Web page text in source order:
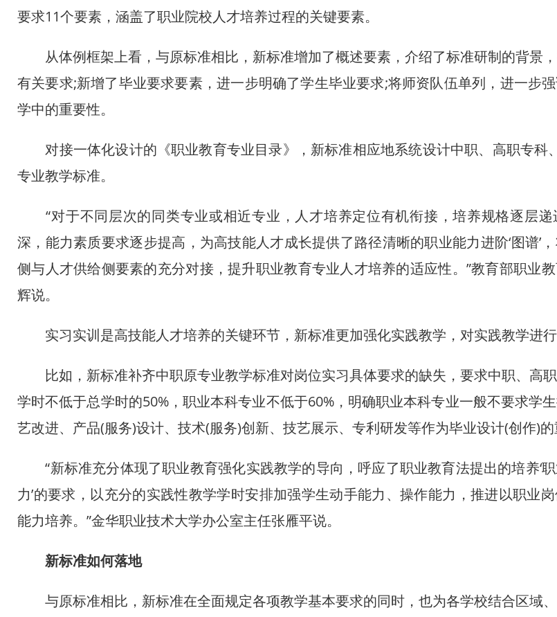
要求11个要素，涵盖了职业院校人才培养过程的关键要素。
从体例框架上看，与原标准相比，新标准增加了概述要素，介绍了标准研制的背景
有关要求;新增了毕业要求要素，进一步明确了学生毕业要求;将师资队伍单列，进一步
学中的重要性。
对接一体化设计的《职业教育专业目录》，新标准相应地系统设计中职、高职专科
专业教学标准。
“对于不同层次的同类专业或相近专业，人才培养定位有机衔接，培养规格逐层递
深，能力素质要求逐步提高，为高技能人才成长提供了路径清晰的职业能力进阶‘图谱’
侧与人才供给侧要素的充分对接，提升职业教育专业人才培养的适应性。”教育部职业
辉说。
实习实训是高技能人才培养的关键环节，新标准更加强化实践教学，对实践教学进行
比如，新标准补齐中职原专业教学标准对岗位实习具体要求的缺失，要求中职、高
学时不低于总学时的50%，职业本科专业不低于60%，明确职业本科专业一般不要求学
艺改进、产品(服务)设计、技术(服务)创新、技艺展示、专利研发等作为毕业设计(创作)的
“新标准充分体现了职业教育强化实践教学的导向，呼应了职业教育法提出的培养‘
力’的要求，以充分的实践性教学学时安排加强学生动手能力、操作能力，推进以职业
能力培养。”金华职业技术大学办公室主任张雁平说。
新标准如何落地
与原标准相比，新标准在全面规定各项教学基本要求的同时，也为各学校结合区域
中企承建东南亚单体最大光伏项目在老挝投运